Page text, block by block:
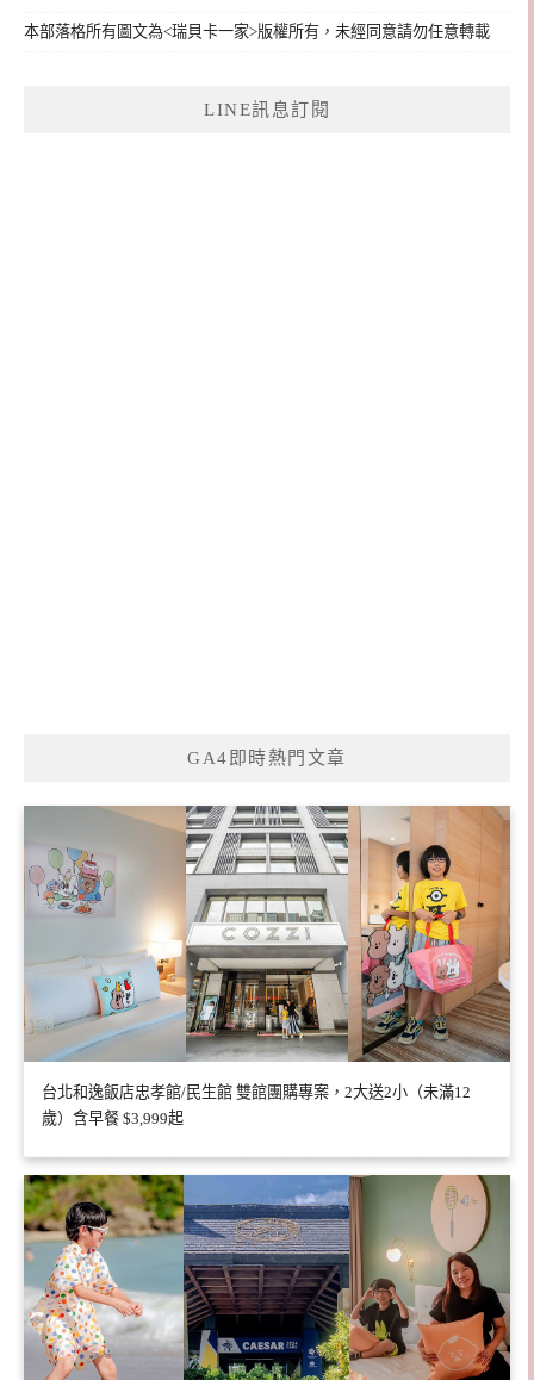
本部落格所有圖文為<瑞貝卡一家>版權所有，未經同意請勿任意轉載
LINE訊息訂閱
GA4即時熱門文章
台北和逸飯店忠孝館/民生館 雙館團購專案，2大送2小（未滿12
歲）含早餐 $3,999起